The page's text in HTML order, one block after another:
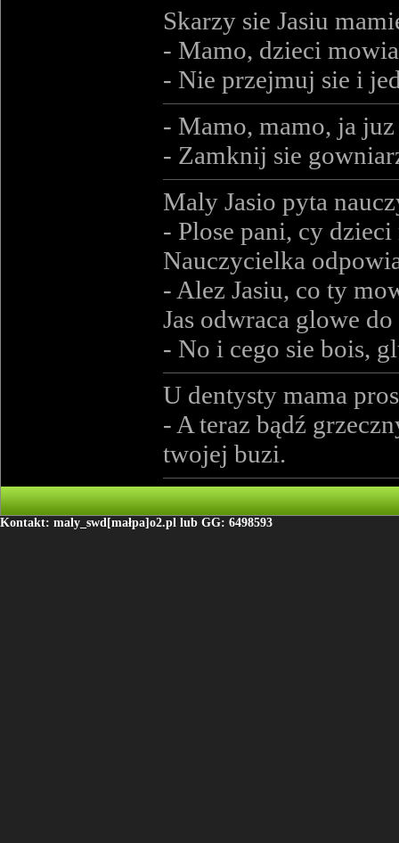
Skarzy sie Jasiu
- Mamo, dzieci
- Nie przejmuj sie i
- Mamo, mamo, ja
- Zamknij sie
Maly Jasio pyta
- Plose pani, cy
Nauczycielka
- Alez Jasiu, co ty
Jas odwraca glowe
- No i cego sie bois,
U dentysty mama
- A teraz bądź
twojej buzi.
Kontakt: maly_swd[małpa]o2.pl lub GG: 6498593